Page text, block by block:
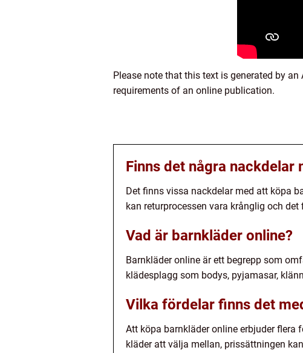
Please note that this text is generated by
requirements of an online publication.
Finns det några nackdelar
Det finns vissa nackdelar med att köpa
kan returprocessen vara krånglig och
Vad är barnkläder online?
Barnkläder online är ett begrepp som
klädesplagg som bodys, pyjamasar,
Vilka fördelar finns det
Att köpa barnkläder online erbjuder flera
kläder att välja mellan, prissättningen